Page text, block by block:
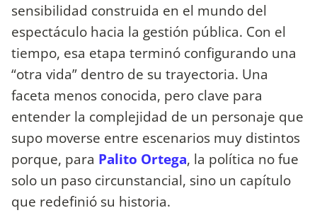
sensibilidad construida en el mundo del
espectáculo hacia la gestión pública. Con el
tiempo, esa etapa terminó configurando una
“otra vida” dentro de su trayectoria. Una
faceta menos conocida, pero clave para
entender la complejidad de un personaje que
supo moverse entre escenarios muy distintos
porque, para Palito Ortega, la política no fue
solo un paso circunstancial, sino un capítulo
que redefinió su historia.